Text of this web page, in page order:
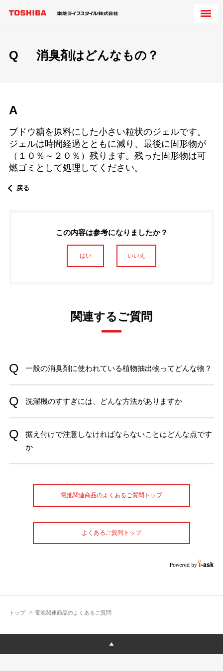
トップ 電池関連商品のよくあるご質問
Q 消臭剤はどんなもの？
A
ブドウ糖を原料にした小さい粒状のジェルです。
ジェルは時間経過とともに減り、最後に固形物が
（１０％～２０％） 残ります。残った固形物は可
燃ゴミとして処理 してください。
戻る
この内容は参考になりましたか？
はい いいえ
関連するご質問
一般の消臭剤に使われている植物抽出物ってどんな物？
洗濯機のすすぎには、どんな方法がありますか
据え付けで注意しなければならないことはどんな点です
か
電池関連商品のよくあるご質問トップ
よくあるご質問トップ